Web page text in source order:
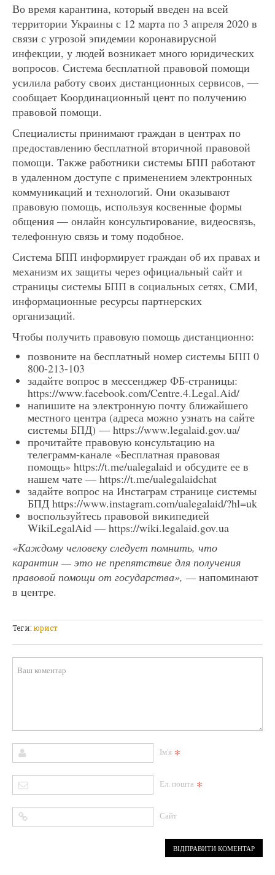
Во время карантина, который введен на всей
территории Украины с 12 марта по 3 апреля 2020 в
связи с угрозой эпидемии коронавирусной
инфекции, у людей возникает много юридических
вопросов. Система бесплатной правовой помощи
усилила работу своих дистанционных сервисов, —
сообщает Координационный цент по получению
правовой помощи.
Специалисты принимают граждан в центрах по
предоставлению бесплатной вторичной правовой
помощи. Также работники системы БПП работают
в удаленном доступе с применением электронных
коммуникаций и технологий. Они оказывают
правовую помощь, используя косвенные формы
общения — онлайн консультирование, видеосвязь,
телефонную связь и тому подобное.
Система БПП информирует граждан об их правах и
механизм их защиты через официальный сайт и
страницы системы БПП в социальных сетях, СМИ,
информационные ресурсы партнерских
организаций.
Чтобы получить правовую помощь дистанционно:
позвоните на бесплатный номер системы БПП 0
800-213-103
задайте вопрос в мессенджер ФБ-страницы:
https://www.facebook.com/Centre.4.Legal.Aid/
напишите на электронную почту ближайшего
местного центра (адреса можно узнать на сайте
системы БПД) — https://www.legalaid.gov.ua/
прочитайте правовую консультацию на
телеграмм-канале «Бесплатная правовая
помощь» https://t.me/ualegalaid и обсудите ее в
нашем чате — https://t.me/ualegalaidchat
задайте вопрос на Инстаграм странице системы
БПД https://www.instagram.com/ualegalaid/?hl=uk
воспользуйтесь правовой википедией
WikiLegalAid — https://wiki.legalaid.gov.ua
«Каждому человеку следует помнить, что
карантин — это не препятствие для получения
правовой помощи от государства», — напоминают
в центре.
Теги:юрист
Ім'я *
Ел. пошта *
Сайт